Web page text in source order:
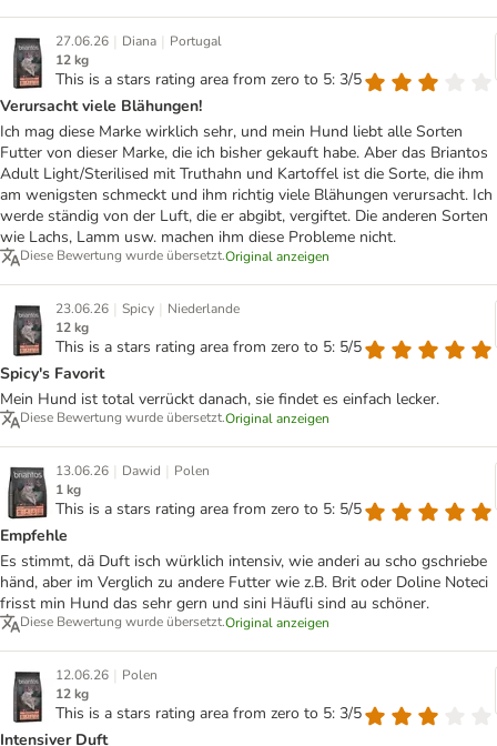
27.06.26 | Diana | Portugal
12 kg
This is a stars rating area from zero to 5: 3/5
Verursacht viele Blähungen!
Ich mag diese Marke wirklich sehr, und mein Hund liebt alle Sorten
Futter von dieser Marke, die ich bisher gekauft habe. Aber das Briantos
Adult Light/Sterilised mit Truthahn und Kartoffel ist die Sorte, die ihm
am wenigsten schmeckt und ihm richtig viele Blähungen verursacht. Ich
werde ständig von der Luft, die er abgibt, vergiftet. Die anderen Sorten
wie Lachs, Lamm usw. machen ihm diese Probleme nicht.
Diese Bewertung wurde übersetzt.Original anzeigen
23.06.26 | Spicy | Niederlande
12 kg
This is a stars rating area from zero to 5: 5/5
Spicy's Favorit
Mein Hund ist total verrückt danach, sie findet es einfach lecker.
Diese Bewertung wurde übersetzt.Original anzeigen
13.06.26 | Dawid | Polen
1 kg
This is a stars rating area from zero to 5: 5/5
Empfehle
Es stimmt, dä Duft isch würklich intensiv, wie anderi au scho gschriebe
händ, aber im Verglich zu andere Futter wie z.B. Brit oder Doline Noteci
frisst min Hund das sehr gern und sini Häufli sind au schöner.
Diese Bewertung wurde übersetzt.Original anzeigen
12.06.26 | Polen
12 kg
This is a stars rating area from zero to 5: 3/5
Intensiver Duft